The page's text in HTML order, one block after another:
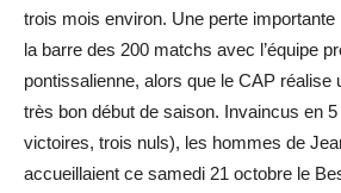
trois mois environ. Une perte
la barre des 200 matchs avec l’équipe
pontissalienne, alors que le CAP réalise
très bon début de saison. Invaincus en
victoires, trois nuls), les hommes de
accueillaient ce samedi 21 octobre le